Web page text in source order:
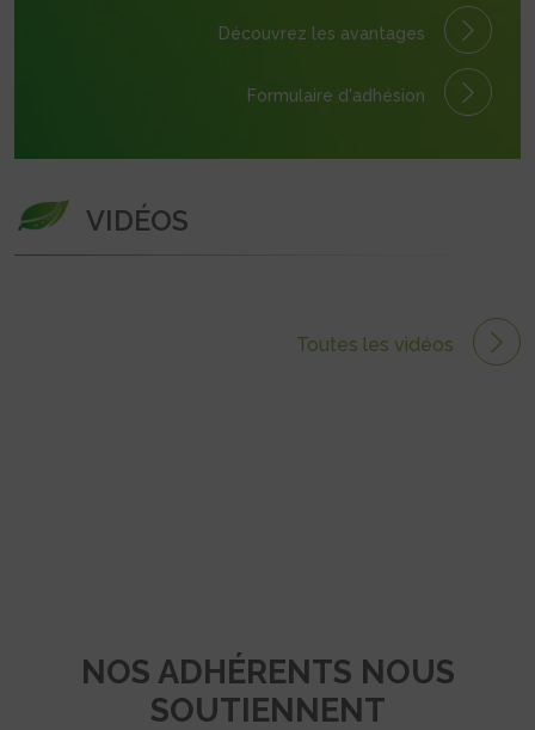
Découvrez les avantages
Formulaire d'adhésion
VIDÉOS
Toutes les vidéos
NOS ADHÉRENTS NOUS
SOUTIENNENT